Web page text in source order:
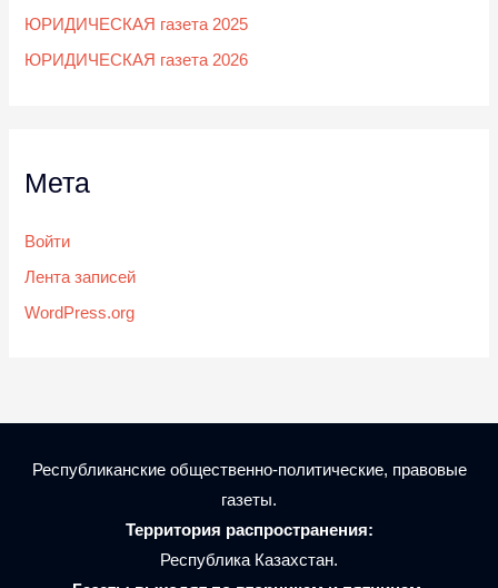
ЮРИДИЧЕСКАЯ газета 2025
ЮРИДИЧЕСКАЯ газета 2026
Мета
Войти
Лента записей
WordPress.org
Республиканские общественно-политические, правовые
газеты.
Территория распространения:
Республика Казахстан.